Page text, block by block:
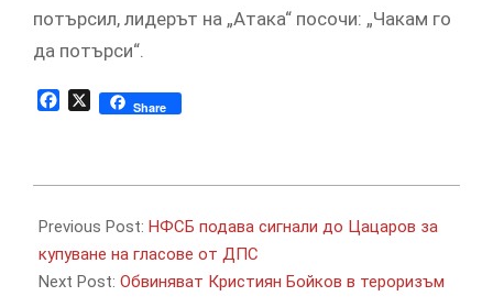
потърсил, лидерът на „Атака“ посочи: „Чакам го
да потърси“.
Facebook
X Share
07-
25
Previous Post: НФСБ подава сигнали до Цацаров за
купуване на гласове от ДПС
Next Post: Обвиняват Кристиян Бойков в тероризъм